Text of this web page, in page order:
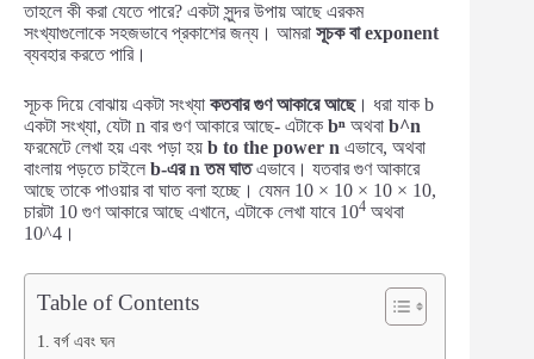
তাহলে কী করা যেতে পারে? একটা সুন্দর উপায় আছে এরকম
সংখ্যাগুলোকে সহজভাবে প্রকাশের জন্য। আমরা সূচক বা exponent
ব্যবহার করতে পারি।
সূচক দিয়ে বোঝায় একটা সংখ্যা কতবার গুণ আকারে আছে। ধরা যাক b
একটা সংখ্যা, যেটা n বার গুণ আকারে আছে- এটাকে bⁿ অথবা b^n
ফরমেটে লেখা হয় এবং পড়া হয় b to the power n এভাবে, অথবা
বাংলায় পড়তে চাইলে b-এর n তম ঘাতএভাবে। যতবার গুণ আকারে
আছে তাকে পাওয়ার বা ঘাত বলা হচ্ছে। যেমন 10 × 10 × 10 × 10,
চারটা 10 গুণ আকারে আছে এখানে, এটাকে লেখা যাবে 104 অথবা
10^4।
Table of Contents
বর্গ এবং ঘন